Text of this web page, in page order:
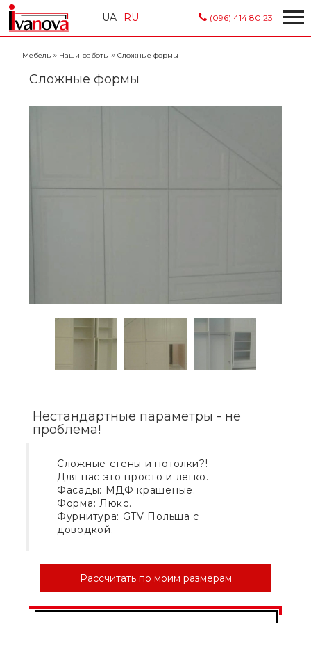
UA RU (096) 414 80 23
Мебель » Наши работы » Сложные формы
Сложные формы
Нестандартные параметры - не
проблема!
Сложные стены и потолки?!
Для нас это просто и легко.
Фасады: МДФ крашеные.
Форма: Люкс.
Фурнитура: GTV Польша с
доводкой.
Рассчитать по моим размерам